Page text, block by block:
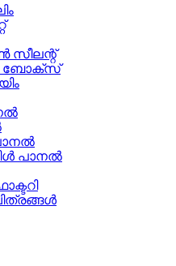
സീലന്റ്
ബോക്സ്
പാനൽ